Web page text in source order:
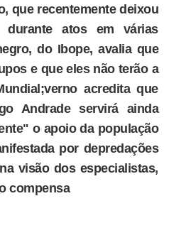
que recentemente deixou
durante atos em várias
do Ibope, avalia que
e que eles não terão a
acredita que
Andrade servirá ainda
o apoio da população
por depredações
visão dos especialistas,
compensa